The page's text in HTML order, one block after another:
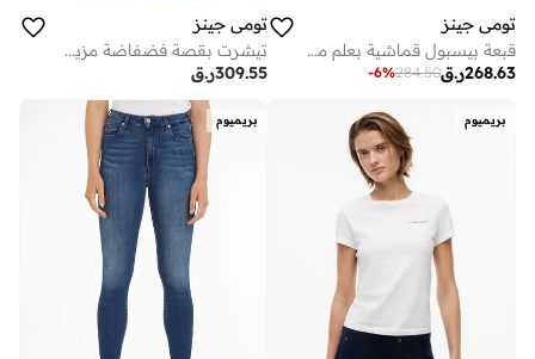
تومي جينز
قبعة بيسبول قماشية بعلم مموج
ر.ق268.63
284.50
-6%
تومي جينز
تيشرت بقصة فضفاضة مزين بشعار جرافيك
ر.ق309.55
بريميوم بريميوم